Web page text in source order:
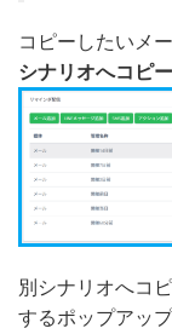
コピーしたいメ
シナリオへコピー
別シナリオへコ
するポップアッ